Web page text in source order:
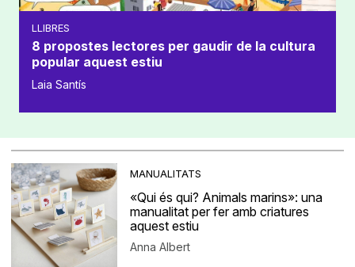
LLIBRES
8 propostes lectores per gaudir de la cultura
popular aquest estiu
Laia Santís
MANUALITATS
«Qui és qui? Animals marins»: una
manualitat per fer amb criatures
aquest estiu
Anna Albert